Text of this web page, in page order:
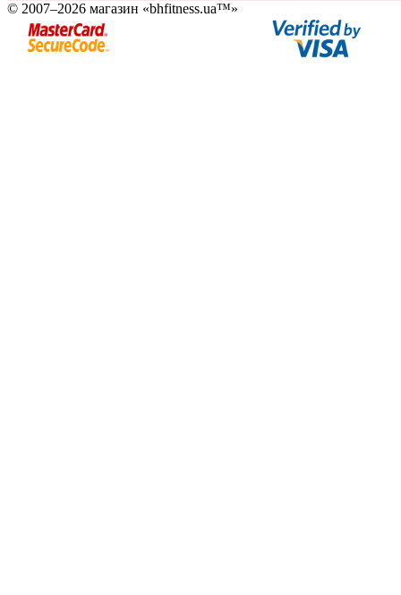
© 2007–2026 магазин «bhfitness.ua™»